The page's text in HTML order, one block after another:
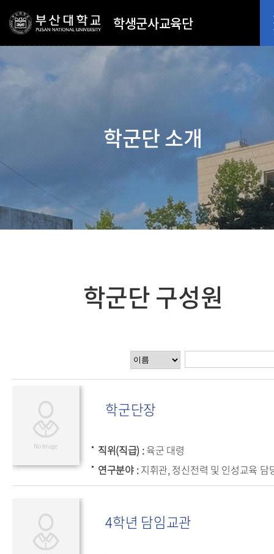
학생군사교육단
학군단 소개
학군단 구성원
학군단장
직위(직급) 육군 대령
연구분야 지휘관, 정신전력 및 인성교육 담
4학년 담임교관